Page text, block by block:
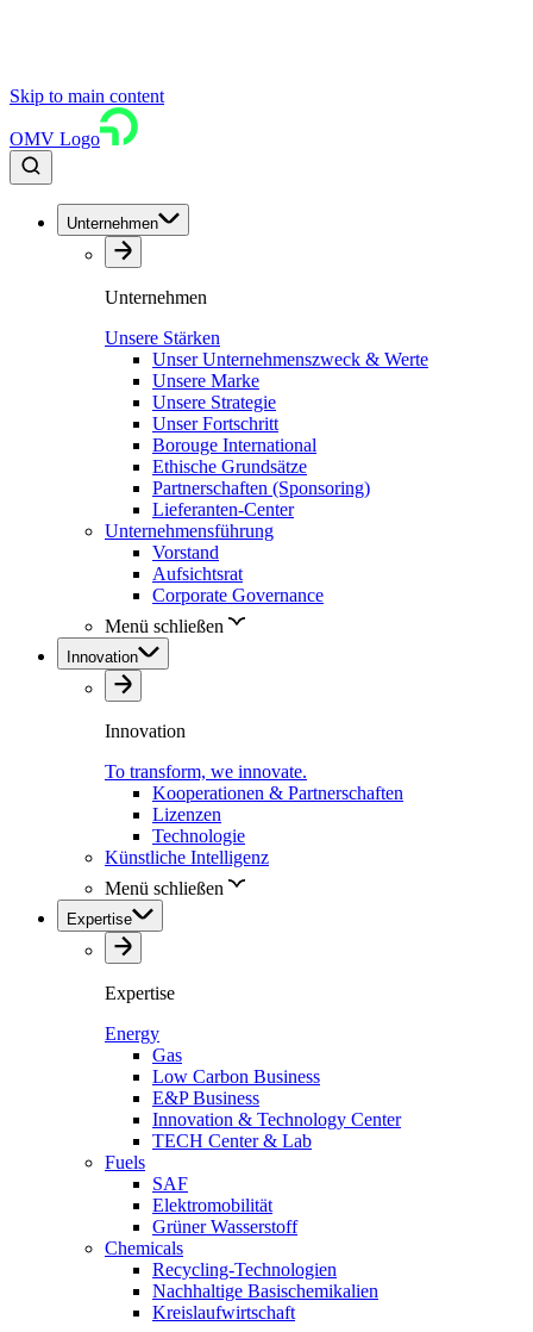
Skip to main content
OMV Logo
Unternehmen
Unternehmen
Unsere Stärken
Unser Unternehmenszweck & Werte
Unsere Marke
Unsere Strategie
Unser Fortschritt
Borouge International
Ethische Grundsätze
Partnerschaften (Sponsoring)
Lieferanten-Center
Unternehmensführung
Vorstand
Aufsichtsrat
Corporate Governance
Menü schließen
Innovation
Innovation
To transform, we innovate.
Kooperationen & Partnerschaften
Lizenzen
Technologie
Künstliche Intelligenz
Menü schließen
Expertise
Expertise
Energy
Gas
Low Carbon Business
E&P Business
Innovation & Technology Center
TECH Center & Lab
Fuels
SAF
Elektromobilität
Grüner Wasserstoff
Chemicals
Recycling-Technologien
Nachhaltige Basischemikalien
Kreislaufwirtschaft